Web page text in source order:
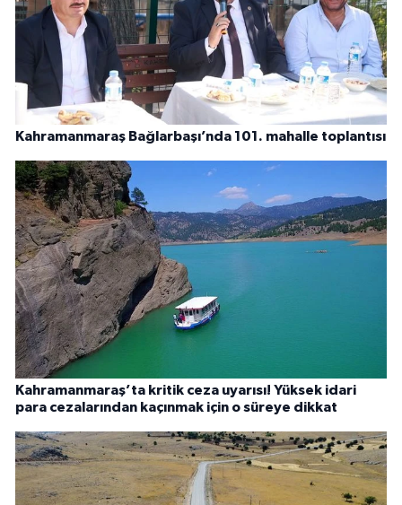
Kahramanmaraş Bağlarbaşı’nda 101. mahalle toplantısı
Kahramanmaraş’ta kritik ceza uyarısı! Yüksek idari
para cezalarından kaçınmak için o süreye dikkat